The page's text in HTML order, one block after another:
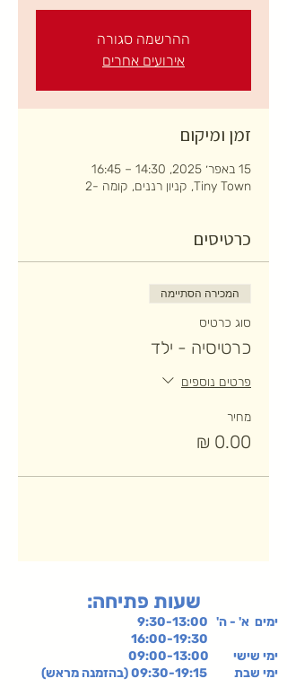
ההרשמה סגורה
אירועים אחרים
זמן ומיקום
15 באפר׳ 2025, 14:30 – 16:45
Tiny Town, קניון רננים, קומה -2
כרטיסים
המכירה הסתיימה
סוג כרטיס
כרטיסיה - ילד
פרטים נוספים
מחיר
:שעות פתיחה
ימים א' - ה' 9:30-13:00
ימי שישי 09:00-13:00
ימי שבת 09:30-19:15 (בהזמנה מראש)